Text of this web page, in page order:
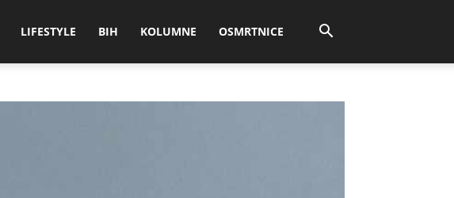
LIFESTYLE BIH KOLUMNE OSMRTNICE